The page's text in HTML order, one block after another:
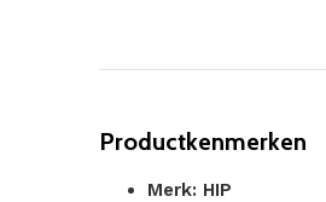
Productkenmerken
Merk: HIP